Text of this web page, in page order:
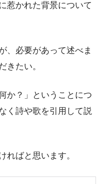
惹かれた背景について
、必要があって述べま
きたい。
か？」ということにつ
く詩や歌を引用して説
ればと思います。